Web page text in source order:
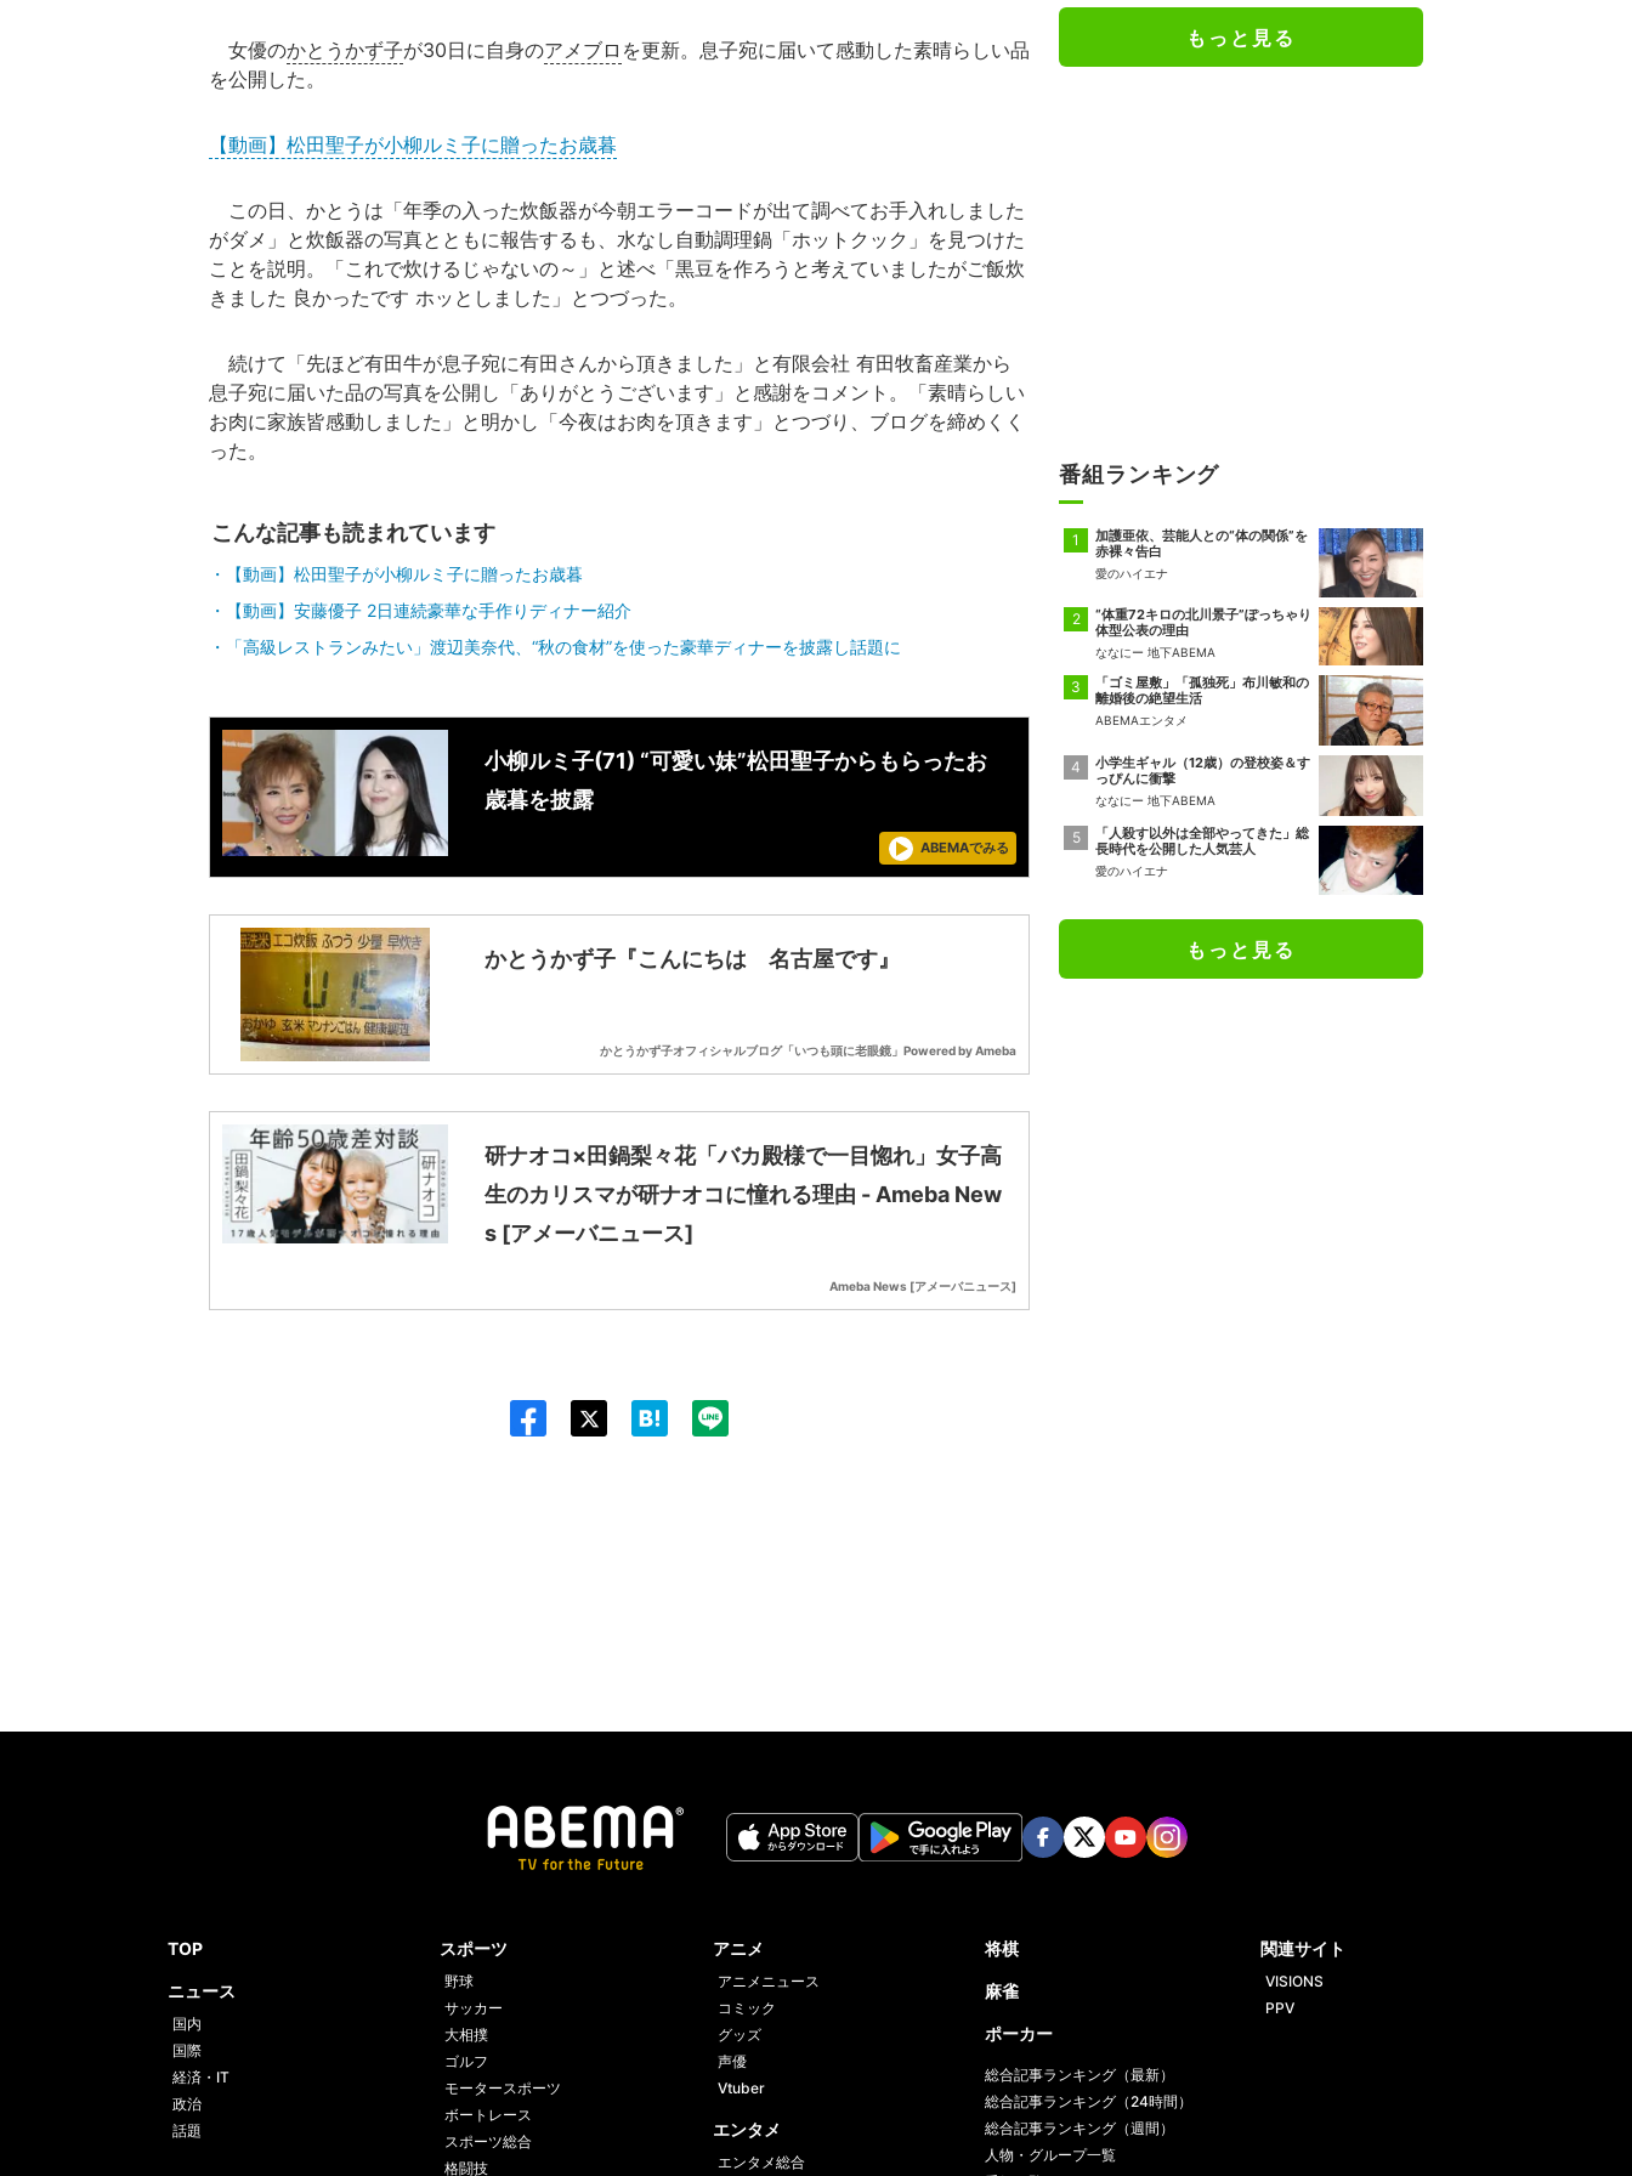
女優のかとうかず子が30日に自身のアメブロ を更新。息子宛に届いて感動した素晴らしい品
を公開した。
【動画】松田聖子が小柳ルミ子に贈ったお歳暮
この日、かとうは「年季の入った炊飯器が今朝エラーコードが出て調べてお手入れしました
がダメ」と炊飯器の写真とともに報告するも、水なし自動調理鍋「ホットクック」を見つけた
ことを説明。「これで炊けるじゃないの～」と述べ「黒豆を作ろうと考えていましたがご飯炊
きました 良かったです ホッとしました」とつづった。
続けて「先ほど有田牛が息子宛に有田さんから頂きました」と有限会社 有田牧畜産業から
息子宛に届いた品の写真を公開し「ありがとうございます」と感謝をコメント。「素晴らしい
お肉に家族皆感動しました」と明かし「今夜はお肉を頂きます」とつづり、ブログを締めくく
った。
こんな記事も読まれています
【動画】松田聖子が小柳ルミ子に贈ったお歳暮
【動画】安藤優子 2日連続豪華な手作りディナー紹介
「高級レストランみたい」渡辺美奈代、“秋の食材”を使った豪華ディナーを披露し話題に
小柳ルミ子(71) “可愛い妹”松田聖子からもらったお
歳暮を披露
ABEMAでみる
かとうかず子『こんにちは 名古屋です』
かとうかず子オフィシャルブログ「いつも頭に老眼鏡」Powered by Ameba
研ナオコ×田鍋梨々花「バカ殿様で一目惚れ」女子高
生のカリスマが研ナオコに憧れる理由 - Ameba New
s [アメーバニュース]
Ameba News [アメーバニュース]
もっと見る
番組ランキング
加護亜依、芸能人との“体の関係”を
赤裸々告白
愛のハイエナ
“体重72キロの北川景子”ぽっちゃり
体型公表の理由
ななにー 地下ABEMA
「ゴミ屋敷」「孤独死」布川敏和の
離婚後の絶望生活
ABEMAエンタメ
小学生ギャル（12歳）の登校姿＆す
っぴんに衝撃
ななにー 地下ABEMA
「人殺す以外は全部やってきた」総
長時代を公開した人気芸人
愛のハイエナ
もっと見る
TOP
ニュース
国内
国際
経済・IT
政治
話題
スポーツ
野球
サッカー
大相撲
ゴルフ
モータースポーツ
ボートレース
スポーツ総合
格闘技
アニメ
アニメニュース
コミック
グッズ
声優
Vtuber
エンタメ
エンタメ総合
将棋
麻雀
ポーカー
総合記事ランキング（最新）
総合記事ランキング（24時間）
総合記事ランキング（週間）
人物・グループ一覧
関連サイト
VISIONS
PPV